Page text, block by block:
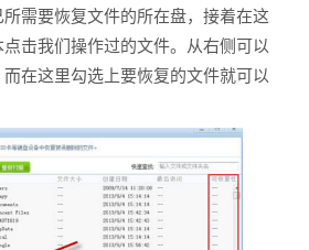
需要恢复文件的所在盘，接着在这
击我们操作过的文件。从右侧可以
在这里勾选上要恢复的文件就可以